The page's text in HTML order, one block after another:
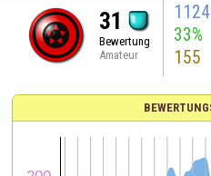
31
Bewertung
Amateur
33%
155